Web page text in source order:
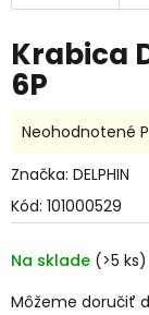
Krabica
6P
Kód: 101000529
Na sklade (>5 ks)
Môžeme doručiť
Priemerné
produktu
0,0
5
hviezdičiek.
Neohodnotené
Značka: DELPHIN